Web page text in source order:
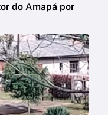
do Amapá por